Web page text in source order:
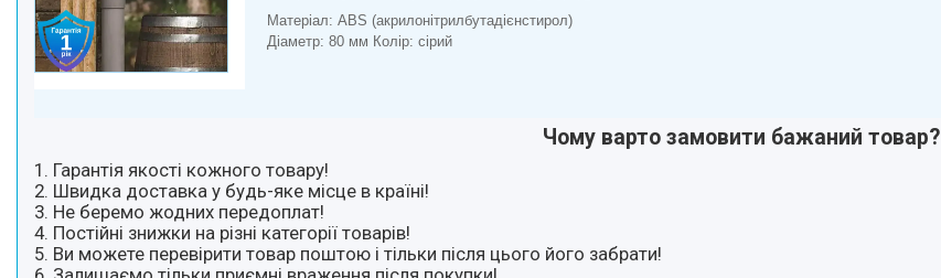
Світ інструмента
Побутова Хімія
Матеріал: ABS (акрилонітрилбутадієнстирол)
Діаметр: 80 мм Колір: сірий
Чому варто замовити бажаний товар?
1. Гарантія якості кожного товару!
2. Швидка доставка у будь-яке місце в країні!
3. Не беремо жодних передоплат!
4. Постійні знижки на різні категорії товарів!
5. Ви можете перевірити товар поштою і тільки після цього його забрати!